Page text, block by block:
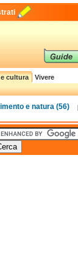
cultura Vivere
e natura (56)